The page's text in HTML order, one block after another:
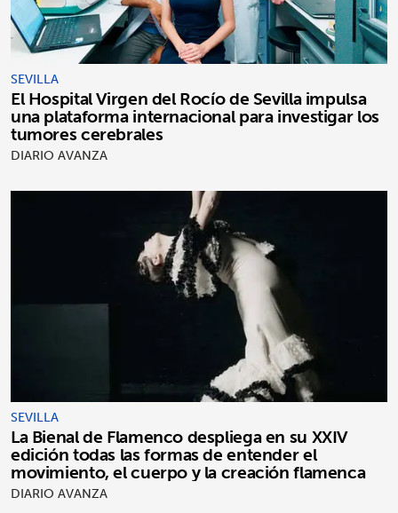
SEVILLA
El Hospital Virgen del Rocío de Sevilla impulsa
una plataforma internacional para investigar los
tumores cerebrales
DIARIO AVANZA
SEVILLA
La Bienal de Flamenco despliega en su XXIV
edición todas las formas de entender el
movimiento, el cuerpo y la creación flamenca
DIARIO AVANZA